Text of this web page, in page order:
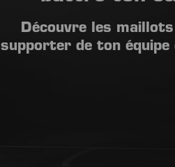
Découvre les
supporter de ton équipe